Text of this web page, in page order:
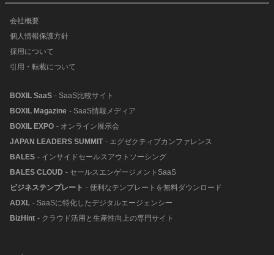
会社概要
個人情報保護方針
採用について
引用・転載について
BOXIL SaaS - SaaS比較サイト
BOXIL Magazine - SaaS情報メディア
BOXIL EXPO - オンライン展示会
JAPAN LEADERS SUMMIT - エグゼクティブカンファレンス
BALES - インサイドセールスアウトソーシング
BALES CLOUD - セールスエンゲージメントSaaS
ビジネステンプレート - 便利なテンプレートを無料ダウンロード
ADXL - SaaSに特化したデジタルエージェンシー
BizHint - クラウド活用と生産性向上の専門サイト